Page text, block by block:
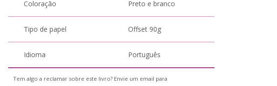
Coloração Preto e branco
Tipo de papel Offset 90g
Idioma Português
Tem algo a reclamar sobre este livro? Envie um email para